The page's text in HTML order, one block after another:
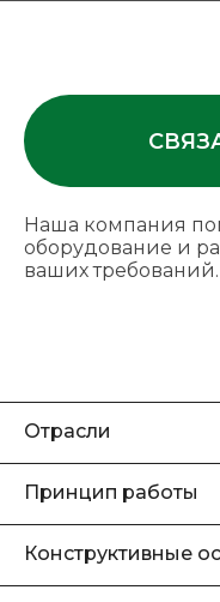
Наша компания
оборудование и
ваших требований.
Отрасли
Принцип работы
Конструктивные